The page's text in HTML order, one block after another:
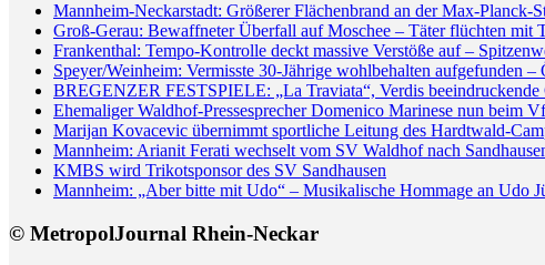
Mannheim-Neckarstadt: Größerer Flächenbrand an der Max-Planck-
Groß-Gerau: Bewaffneter Überfall auf Moschee – Täter flüchten mit
Frankenthal: Tempo-Kontrolle deckt massive Verstöße auf –
Speyer/Weinheim: Vermisste 30-Jährige wohlbehalten aufgefunden
BREGENZER FESTSPIELE: „La Traviata“, Verdis beeindruckende
Ehemaliger Waldhof-Pressesprecher Domenico Marinese nun beim
Marijan Kovacevic übernimmt sportliche Leitung des Hardtwald-
Mannheim: Arianit Ferati wechselt vom SV Waldhof nach
KMBS wird Trikotsponsor des SV Sandhausen
Mannheim: „Aber bitte mit Udo“ – Musikalische Hommage an Udo
© MetropolJournal Rhein-Neckar